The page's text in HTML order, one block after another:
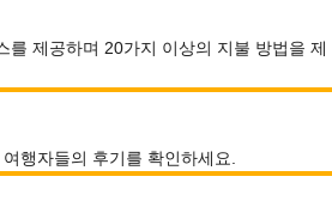
를 제공하며 20가지 이상의 지불 방법을 제
행자들의 후기를 확인하세요.